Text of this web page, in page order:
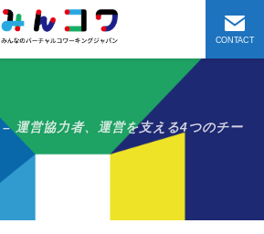
CONTACT
– 運営協力者、運営を支える4つのチー